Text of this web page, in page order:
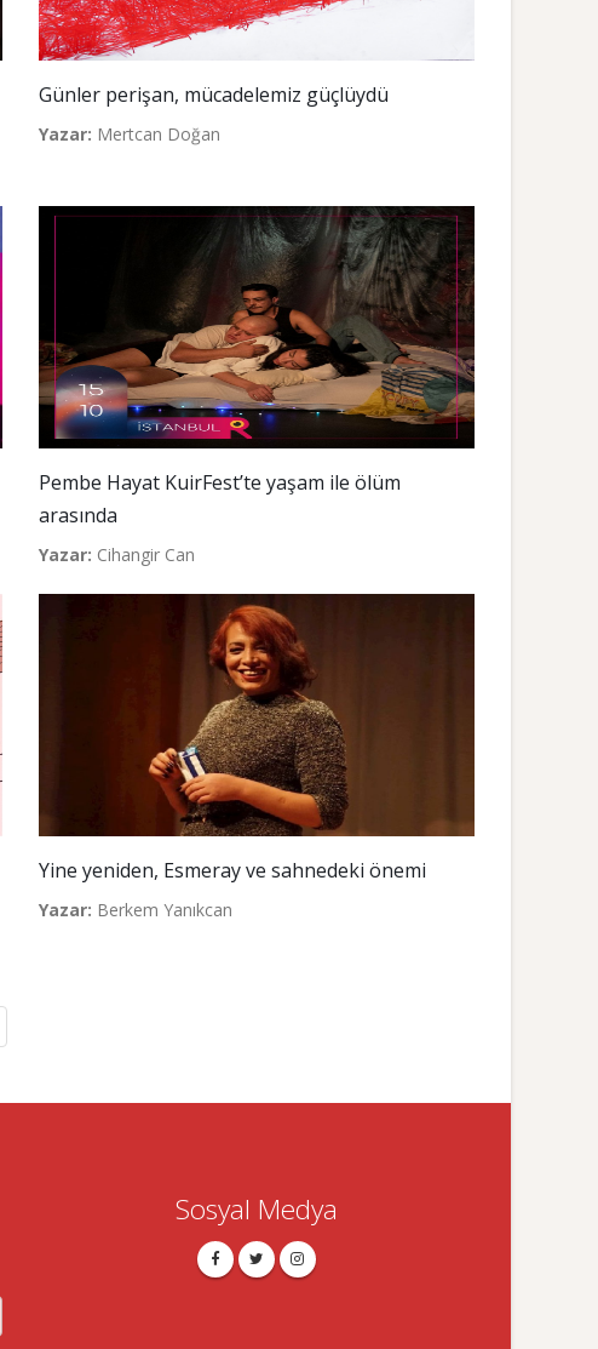
Günler perişan, mücadelemiz güçlüydü
Yazar: Mertcan Doğan
Pembe Hayat KuirFest’te yaşam ile ölüm
arasında
Yazar: Cihangir Can
Yine yeniden, Esmeray ve sahnedeki önemi
Yazar: Berkem Yanıkcan
Sosyal Medya